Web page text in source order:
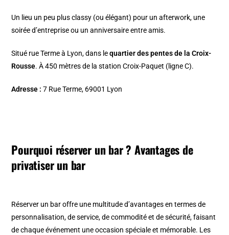
Un lieu un peu plus classy (ou élégant) pour un afterwork, une
soirée d’entreprise ou un anniversaire entre amis.
Situé rue Terme à Lyon, dans lequartier des pentes de la Croix-
Rousse. À 450 mètres de la station Croix-Paquet (ligne C).
Adresse :7 Rue Terme, 69001 Lyon
Pourquoi réserver un bar ? Avantages de
privatiser un bar
Réserver un bar offre une multitude d’avantages en termes de
personnalisation, de service, de commodité et de sécurité, faisant
de chaque événement une occasion spéciale et mémorable. Les